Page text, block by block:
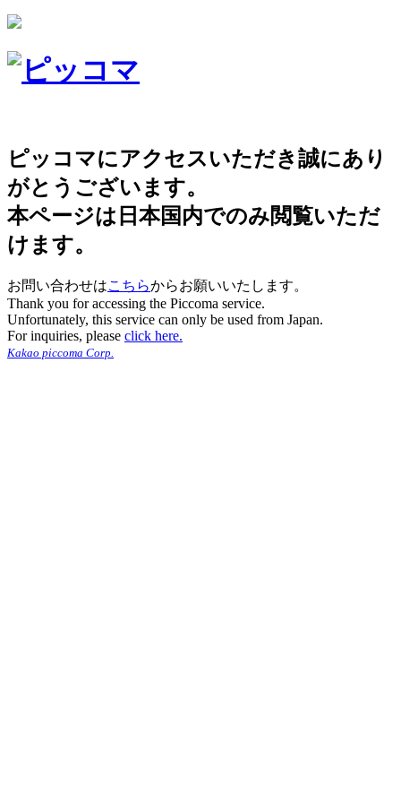
ピッコマにアクセスいただき誠にあり
がとうございます。
本ページは日本国内でのみ閲覧いただ
けます。
お問い合わせはこちらからお願いいたします。
Thank you for accessing the Piccoma service.
Unfortunately, this service can only be used from Japan.
For inquiries, please click here.
Kakao piccoma Corp.